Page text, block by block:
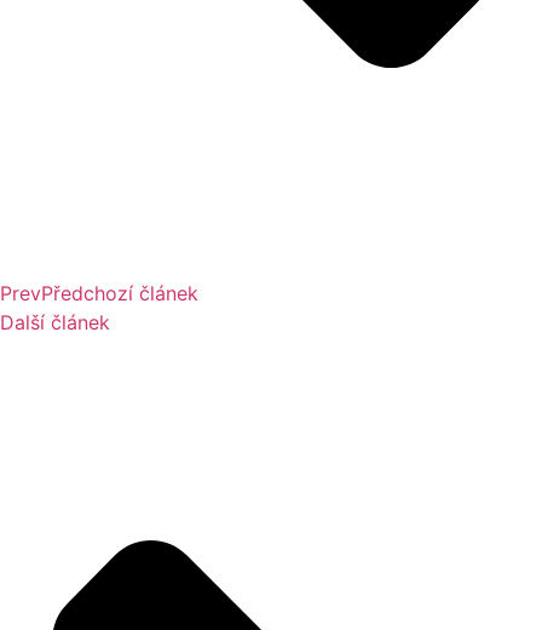
PrevPředchozí článek
Další článek